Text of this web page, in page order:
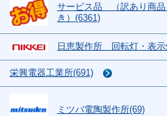
サービス品 （訳あり商品
き）(6361)
日恵製作所 回転灯・表示
栄興電器工業所(691)
ミツバ電陶製作所(69)